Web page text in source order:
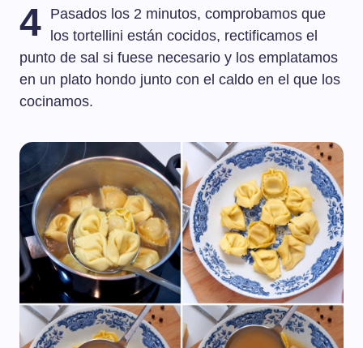
4 Pasados los 2 minutos, comprobamos que
los tortellini están cocidos, rectificamos el
punto de sal si fuese necesario y los emplatamos
en un plato hondo junto con el caldo en el que los
cocinamos.